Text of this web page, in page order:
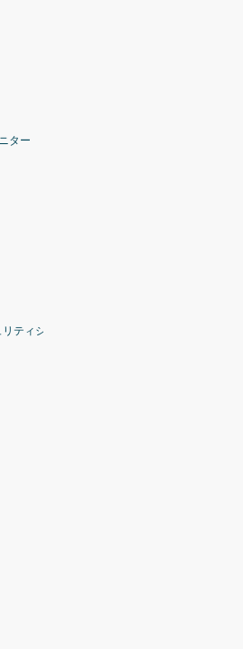
ター
ティシステム)